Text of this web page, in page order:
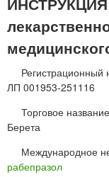
"н
г
н
р
а
т
р
Регистрационный
ЛП 001953-251116
Торговое
Берета
Международное
рабепразол